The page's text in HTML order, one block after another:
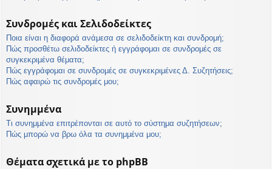
Συνδρομές και Σελιδοδείκτες
Ποια είναι η διαφορά ανάμεσα σε σελιδοδείκτη και συνδρομή;
Πώς προσθέτω σελιδοδείκτες ή εγγράφομαι σε συνδρομές σε
συγκεκριμένα θέματα;
Πώς εγγράφομαι σε συνδρομές σε συγκεκριμένες Δ. Συζητήσεις;
Πώς αφαιρώ τις συνδρομές μου;
Συνημμένα
Τι συνημμένα επιτρέπονται σε αυτό το σύστημα συζητήσεων;
Πώς μπορώ να βρω όλα τα συνημμένα μου;
Θέματα σχετικά με το phpBB